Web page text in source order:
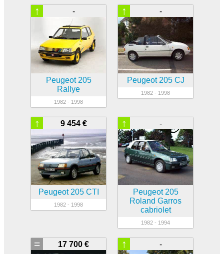
-
↑
Peugeot 205
Rallye
1982 - 1998
-
↑
Peugeot 205 CJ
1982 - 1998
9 454 €
↑
Peugeot 205 CTI
1982 - 1998
-
↑
Peugeot 205
Roland Garros
cabriolet
1982 - 1994
17 700 €
= -
↑